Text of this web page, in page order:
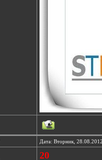
Дата: Вторник,
20